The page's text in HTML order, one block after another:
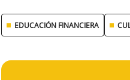
EDUCACIÓN FINANCIERA